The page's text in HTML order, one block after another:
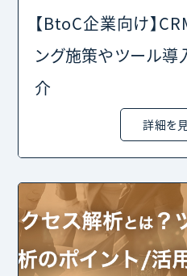
【BtoC企業向け】
ング施策やツール導
介
詳細を